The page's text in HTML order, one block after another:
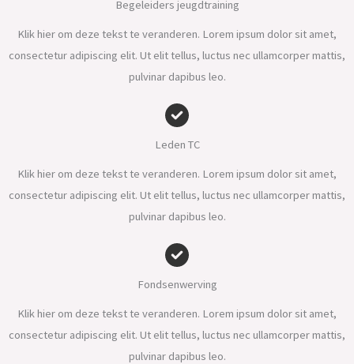
Begeleiders jeugdtraining
Klik hier om deze tekst te veranderen. Lorem ipsum dolor sit amet,
consectetur adipiscing elit. Ut elit tellus, luctus nec ullamcorper mattis,
pulvinar dapibus leo.
Leden TC
Klik hier om deze tekst te veranderen. Lorem ipsum dolor sit amet,
consectetur adipiscing elit. Ut elit tellus, luctus nec ullamcorper mattis,
pulvinar dapibus leo.
Fondsenwerving
Klik hier om deze tekst te veranderen. Lorem ipsum dolor sit amet,
consectetur adipiscing elit. Ut elit tellus, luctus nec ullamcorper mattis,
pulvinar dapibus leo.